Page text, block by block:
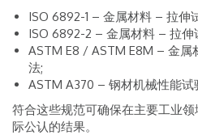
ISO 6892-1 – 金属材料 – 拉伸
ISO 6892-2 – 金属材料 – 拉伸
ASTM E8 / ASTM E8M – 金属
法;
ASTM A370 – 钢材机械性能试
符合这些规范可确保在主要工业
际公认的结果。